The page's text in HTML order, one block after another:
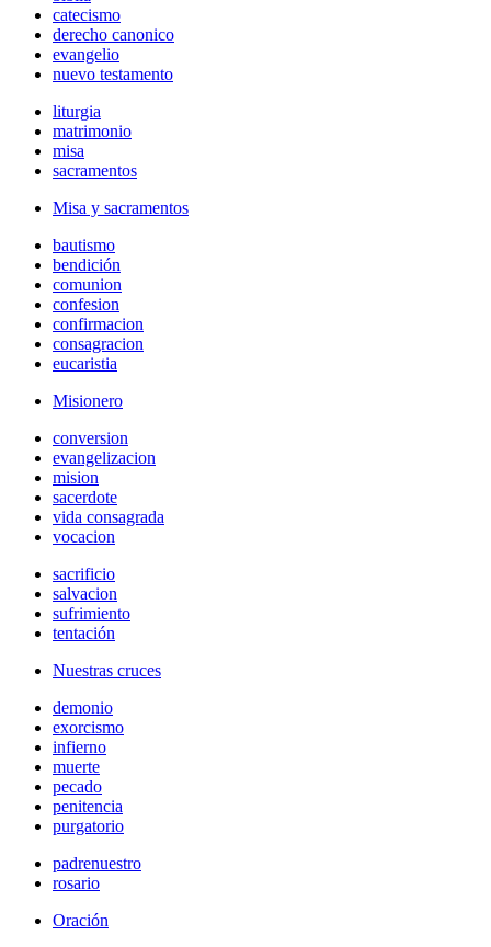
catecismo
derecho canonico
evangelio
nuevo testamento
liturgia
matrimonio
misa
sacramentos
Misa y sacramentos
bautismo
bendición
comunion
confesion
confirmacion
consagracion
eucaristia
Misionero
conversion
evangelizacion
mision
sacerdote
vida consagrada
vocacion
sacrificio
salvacion
sufrimiento
tentación
Nuestras cruces
demonio
exorcismo
infierno
muerte
pecado
penitencia
purgatorio
padrenuestro
rosario
Oración